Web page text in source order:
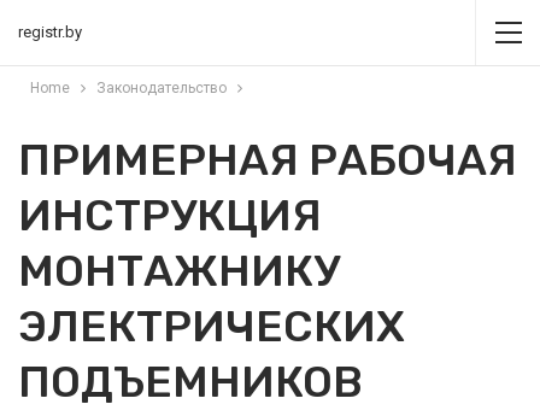
registr.by
Home Законодательство
ПРИМЕРНАЯ РАБОЧАЯ
ИНСТРУКЦИЯ
МОНТАЖНИКУ
ЭЛЕКТРИЧЕСКИХ
ПОДЪЕМНИКОВ